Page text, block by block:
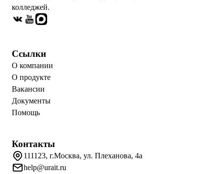
колледжей.
Ссылки
О компании
О продукте
Вакансии
Документы
Помощь
Контакты
111123, г.Москва, ул. Плеханова, 4а
help@urait.ru